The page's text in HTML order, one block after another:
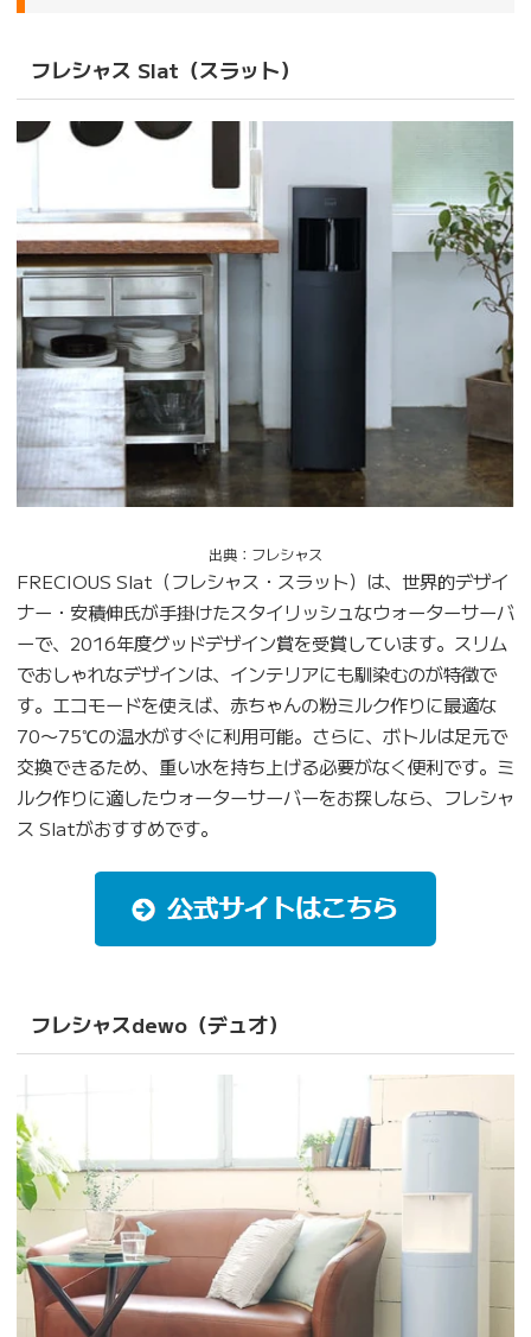
フレシャス Slat（スラット）
出典：フレシャス
FRECIOUS Slat（フレシャス・スラット）は、世界的デザイ
ナー・安積伸氏が手掛けたスタイリッシュなウォーターサーバ
ーで、2016年度グッドデザイン賞を受賞しています。スリム
でおしゃれなデザインは、インテリアにも馴染むのが特徴で
す。エコモードを使えば、赤ちゃんの粉ミルク作りに最適な
70〜75℃の温水がすぐに利用可能。さらに、ボトルは足元で
交換できるため、重い水を持ち上げる必要がなく便利です。ミ
ルク作りに適したウォーターサーバーをお探しなら、フレシャ
ス Slatがおすすめです。
フレシャスdewo（デュオ）